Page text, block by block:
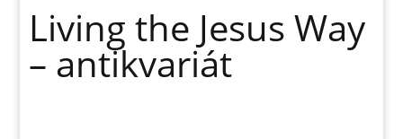
antikvariát
Living the Jesus Way
– antikvariát